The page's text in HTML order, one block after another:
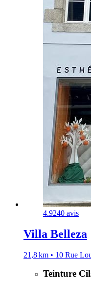
4.9240 avis
Villa Belleza
21,8 km • 10 Rue
Teinture